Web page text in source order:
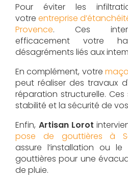
Pour éviter les
votreentreprise
Provence. Ces
efficacement votre
désagréments liés aux
En complément, votre
peut réaliser des travaux
réparation structurelle.
stabilité et la sécurité de
Enfin, Artisan Lorot
pose de gouttières à
assure l’installation ou
gouttières pour une
de pluie.